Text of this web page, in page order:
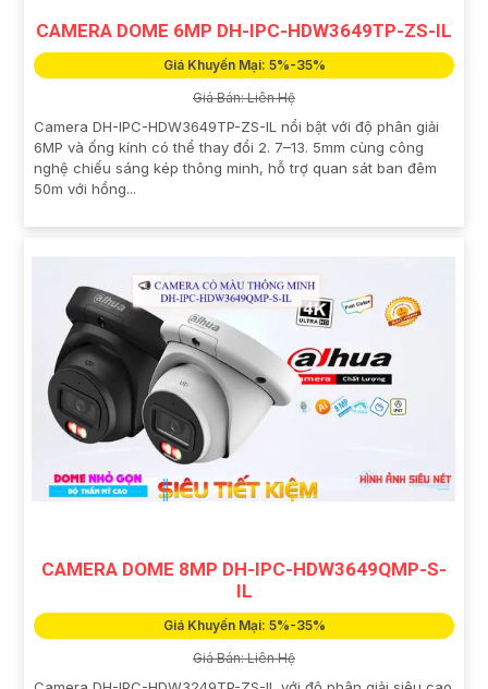
CAMERA DOME 6MP DH-IPC-HDW3649TP-ZS-IL
Giá Khuyến Mại: 5%-35%
Giá Bán: Liên Hệ
Camera DH-IPC-HDW3649TP-ZS-IL nổi bật với độ phân giải
6MP và ống kính có thể thay đổi 2. 7–13. 5mm cùng công
nghệ chiếu sáng kép thông minh, hỗ trợ quan sát ban đêm
50m với hồng...
CAMERA DOME 8MP DH-IPC-HDW3649QMP-S-
IL
Giá Khuyến Mại: 5%-35%
Giá Bán: Liên Hệ